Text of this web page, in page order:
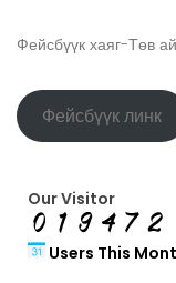
Фейсбүүк хаяг-Төв
Фейсбүүк линк
Our Visitor
Users This